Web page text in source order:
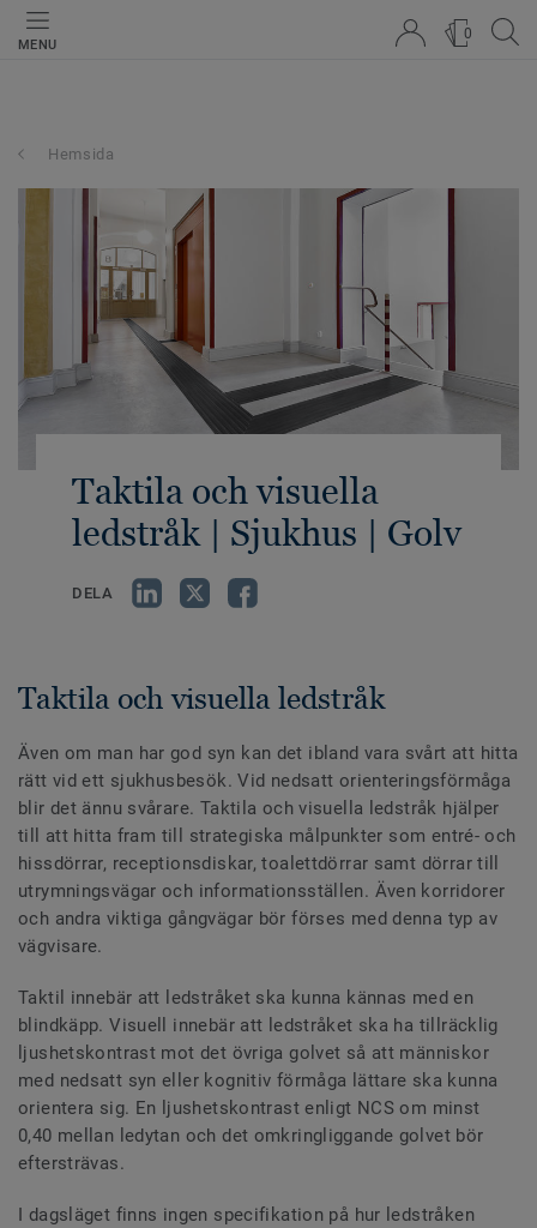
MENU
0
Hemsida
Taktila och visuella
ledstråk | Sjukhus | Golv
DELA
Taktila och visuella ledstråk
Även om man har god syn kan det ibland vara svårt att hitta
rätt vid ett sjukhusbesök. Vid nedsatt orienteringsförmåga
blir det ännu svårare. Taktila och visuella ledstråk hjälper
till att hitta fram till strategiska målpunkter som entré- och
hissdörrar, receptionsdiskar, toalettdörrar samt dörrar till
utrymningsvägar och informationsställen. Även korridorer
och andra viktiga gångvägar bör förses med denna typ av
vägvisare.
Taktil innebär att ledstråket ska kunna kännas med en
blindkäpp. Visuell innebär att ledstråket ska ha tillräcklig
ljushetskontrast mot det övriga golvet så att människor
med nedsatt syn eller kognitiv förmåga lättare ska kunna
orientera sig. En ljushetskontrast enligt NCS om minst
0,40 mellan ledytan och det omkringliggande golvet bör
eftersträvas.
I dagsläget finns ingen specifikation på hur ledstråken